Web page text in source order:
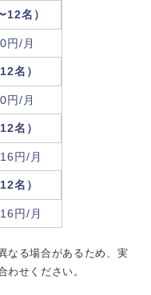
12名）
円/月
名）
円/月
名）
円/月
名）
円/月
なる場合があるため、実
わせください。